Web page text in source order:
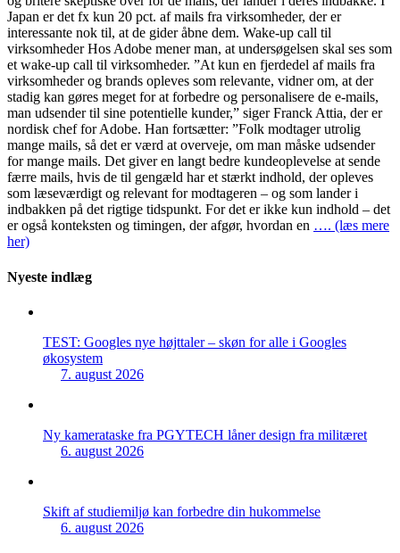
Japan er det fx kun 20 pct. af mails fra virksomheder, der er
interessante nok til, at de gider åbne dem. Wake-up call til
virksomheder Hos Adobe mener man, at undersøgelsen skal ses som
et wake-up call til virksomheder. ”At kun en fjerdedel af mails fra
virksomheder og brands opleves som relevante, vidner om, at der
stadig kan gøres meget for at forbedre og personalisere de e-mails,
man udsender til sine potentielle kunder,” siger Franck Attia, der er
nordisk chef for Adobe. Han fortsætter: ”Folk modtager utrolig
mange mails, så det er værd at overveje, om man måske udsender
for mange mails. Det giver en langt bedre kundeoplevelse at sende
færre mails, hvis de til gengæld har et stærkt indhold, der opleves
som læseværdigt og relevant for modtageren – og som lander i
indbakken på det rigtige tidspunkt. For det er ikke kun indhold – det
er også konteksten og timingen, der afgør, hvordan en …. (læs mere
her)
Nyeste indlæg
TEST: Googles nye højttaler – skøn for alle i Googles
økosystem
7. august 2026
Ny kamerataske fra PGYTECH låner design fra militæret
6. august 2026
Skift af studiemiljø kan forbedre din hukommelse
6. august 2026